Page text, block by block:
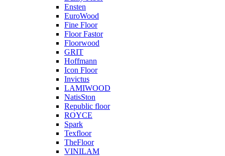
Ensten
EuroWood
Fine Floor
Floor Fastor
Floorwood
GRIT
Hoffmann
Icon Floor
Invictus
LAMIWOOD
NatisSton
Republic floor
ROYCE
Spark
Texfloor
TheFloor
VINILAM